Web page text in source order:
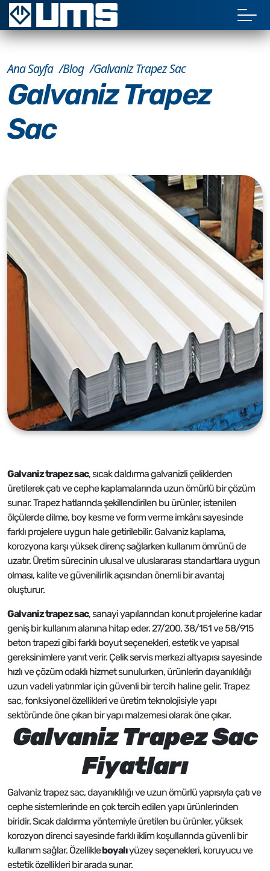
Ana Sayfa Blog Galvaniz Trapez Sac
Galvaniz Trapez
Sac
Galvaniz trapez sac, sıcak daldırma galvanizli çeliklerden
üretilerek çatı ve cephe kaplamalarında uzun ömürlü bir çözüm
sunar. Trapez hatlarında şekillendirilen bu ürünler, istenilen
ölçülerde dilme, boy kesme ve form verme imkânı sayesinde
farklı projelere uygun hale getirilebilir. Galvaniz kaplama,
korozyona karşı yüksek direnç sağlarken kullanım ömrünü de
uzatır. Üretim sürecinin ulusal ve uluslararası standartlara uygun
olması, kalite ve güvenilirlik açısından önemli bir avantaj
oluşturur.
Galvaniz trapez sac, sanayi yapılarından konut projelerine kadar
geniş bir kullanım alanına hitap eder. 27/200, 38/151 ve 58/915
beton trapezi gibi farklı boyut seçenekleri, estetik ve yapısal
gereksinimlere yanıt verir. Çelik servis merkezi altyapısı sayesinde
hızlı ve çözüm odaklı hizmet sunulurken, ürünlerin dayanıklılığı
uzun vadeli yatırımlar için güvenli bir tercih haline gelir. Trapez
sac, fonksiyonel özellikleri ve üretim teknolojisiyle yapı
sektöründe öne çıkan bir yapı malzemesi olarak öne çıkar.
Galvaniz Trapez Sac
Fiyatları
Galvaniz trapez sac, dayanıklılığı ve uzun ömürlü yapısıyla çatı ve
cephe sistemlerinde en çok tercih edilen yapı ürünlerinden
biridir. Sıcak daldırma yöntemiyle üretilen bu ürünler, yüksek
korozyon direnci sayesinde farklı iklim koşullarında güvenli bir
kullanım sağlar. Özellikleboyalıyüzey seçenekleri, koruyucu ve
estetik özellikleri bir arada sunar.